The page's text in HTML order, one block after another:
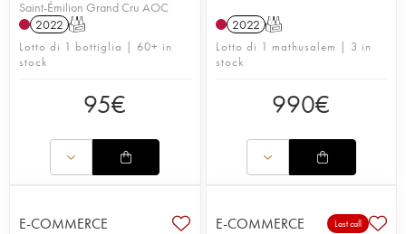
Saint-Émilion Grand Cru AOC
2022 T
Lotto di 1 bottiglia | 60+ in
stock
95€
2022 T
Lotto di 1 mathusalem | 3 in
stock
990€
E-COMMERCE E-COMMERCE Last call